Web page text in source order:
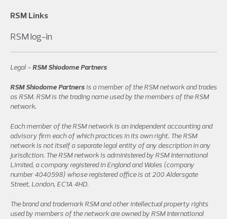
RSM Links
RSM log-in
Legal -RSM Shiodome Partners
RSM Shiodome Partners is a member of the RSM network and trades
as RSM. RSM is the trading name used by the members of the RSM
network.
Each member of the RSM network is an independent accounting and
advisory firm each of which practices in its own right. The RSM
network is not itself a separate legal entity of any description in any
jurisdiction. The RSM network is administered by RSM International
Limited, a company registered in England and Wales (company
number 4040598) whose registered office is at 200 Aldersgate
Street, London, EC1A 4HD.
The brand and trademark RSM and other intellectual property rights
used by members of the network are owned by RSM International